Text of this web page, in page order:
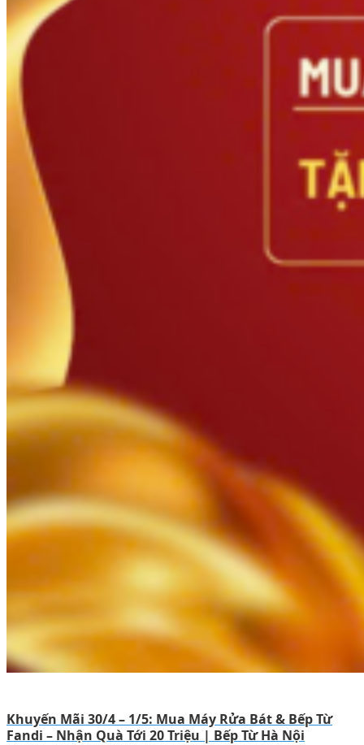
Khuyến Mãi 30/4 – 1/5: Mua Máy Rửa Bát & Bếp Từ
Fandi – Nhận Quà Tới 20 Triệu | Bếp Từ Hà Nội